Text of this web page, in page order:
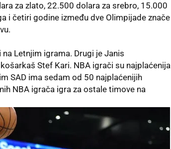
za zlato, 22.500 dolara za srebro, 15.000
i četiri godine između dve Olimpijade znače
Letnjim igrama. Drugi je Janis
Stef Kari. NBA igrači su najplaćenija
SAD ima sedam od 50 najplaćenijih
NBA igrača igra za ostale timove na